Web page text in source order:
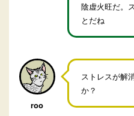
陰虚火旺だ。
とだね
roo
ストレスが解
か？